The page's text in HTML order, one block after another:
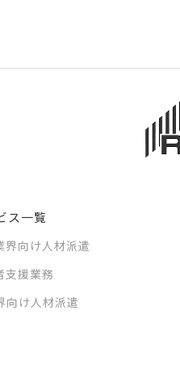
ス一覧
界向け人材派遣
支援業務
向け人材派遣